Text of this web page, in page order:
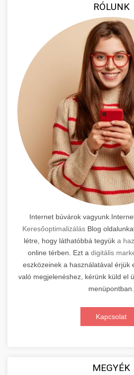
RÓLUNK
Internet búvárok
KeresőoptimalizálásBlog
létre, hogy láthatóbbá tegyük a
online térben. Ezt a digitális
eszközeinek a használatával érjük
való megjelenéshez, kérünk küld el
menüpontban.
Kapcsolat
MEGYÉK